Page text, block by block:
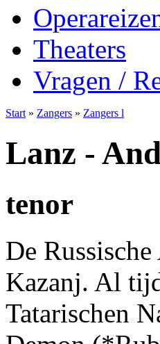
Theaters
Vragen /
Start » Zangers » Zangers l
Lanz -
tenor
De
Kazanj. Al
Tatarischen